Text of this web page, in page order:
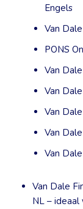
Engels
Van
PONS
Van
Van
Van
Van
Van
Van Dale
NL – ideaal